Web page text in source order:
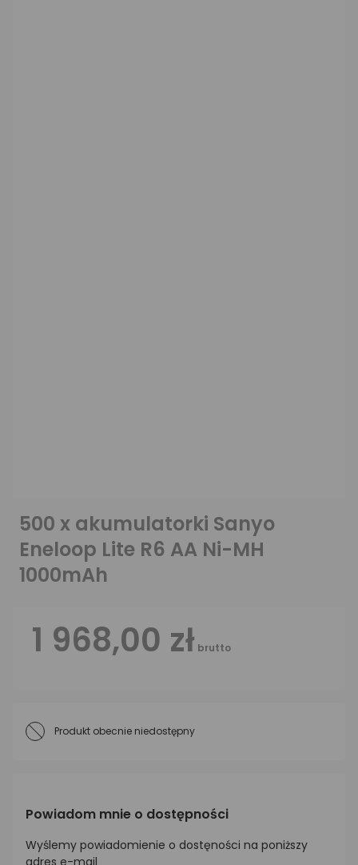
500 x akumulatorki Sanyo
Eneloop Lite R6 AA Ni-MH
1000mAh
1 968,00 zł brutto
Produkt obecnie niedostępny
Powiadom mnie o dostępności
Wyślemy powiadomienie o dostęności na poniższy
adres e-mail